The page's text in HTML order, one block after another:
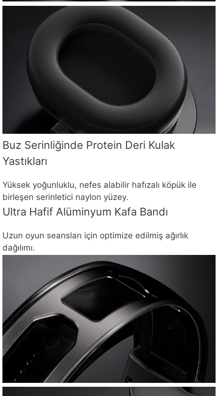
Buz Serinliğinde Protein Deri Kulak
Yastıkları
Yüksek yoğunluklu, nefes alabilir hafızalı köpük ile
birleşen serinletici naylon yüzey.
Ultra Hafif Alüminyum Kafa Bandı
Uzun oyun seansları için optimize edilmiş ağırlık
dağılımı.